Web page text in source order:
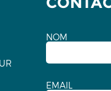
NOM
EMAIL